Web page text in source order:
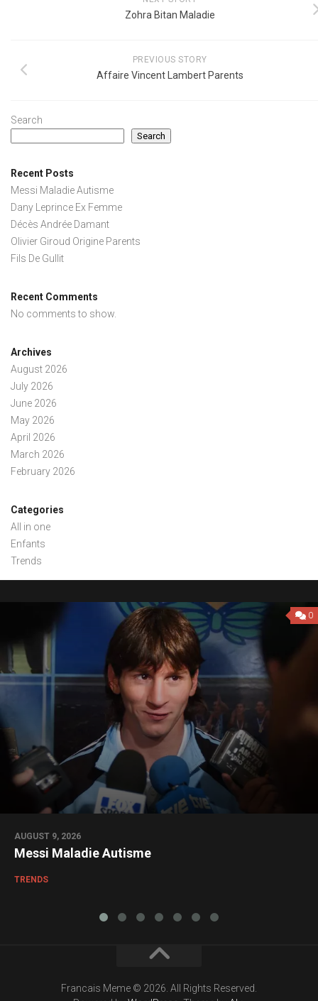
Zohra Bitan Maladie
PREVIOUS STORY
Affaire Vincent Lambert Parents
Search
Search
Recent Posts
Messi Maladie Autisme
Dany Leprince Ex Femme
Décès Andrée Damant
Olivier Giroud Origine Parents
Fils De Gullit
Recent Comments
No comments to show.
Archives
August 2026
July 2026
June 2026
May 2026
April 2026
March 2026
February 2026
Categories
All in one
Enfants
Trends
0
AUGUST 9, 2026
Messi Maladie Autisme
TRENDS
Francais Meme © 2026. All Rights Reserved.